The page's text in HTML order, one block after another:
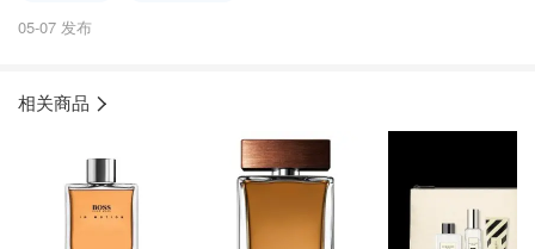
05-07 发布
相关商品